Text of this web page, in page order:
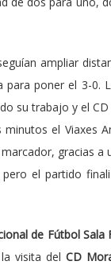
ampliar
poner el 3-0.
su trabajo y el
el Viaxes
gracias a
el partido
de Fútbol Sala
visita del CD